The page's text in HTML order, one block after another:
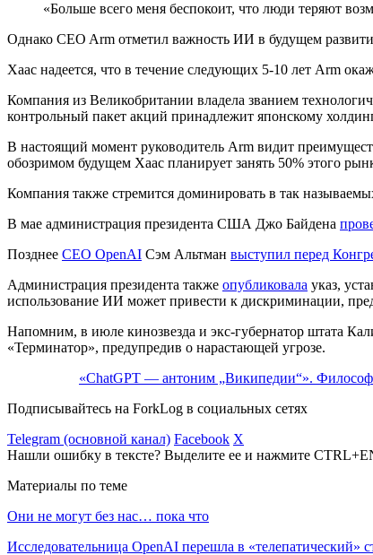
«Больше всего меня беспокоит, что люди теряют
Однако CEO Arm отметил важность ИИ в будущем
Хаас надеется, что в течение следующих 5-10 лет Arm
Компания из Великобритании владела званием
контрольный пакет акций принадлежит японскому
В настоящий момент руководитель Arm видит
обозримом будущем Хаас планирует занять 50% этого
Компания также стремится доминировать в так
В мае администрация президента США Джо Байдена
Позднее CEO OpenAI Сэм Альтман выступил перед
Администрация президента также опубликовала указ,
использование ИИ может привести к дискриминации,
Напомним, в июле кинозвезда и экс-губернатор штата
«Терминатор», предупредив о нарастающей угрозе.
«ChatGPT — антоним „Википедии“».
Подписывайтесь на ForkLog в социальных сетях
Telegram (основной канал) Facebook X
Нашли ошибку в тексте? Выделите ее и нажмите
Материалы по теме
Они не могут без нас… пока что
Исследовательница OpenAI перешла в «телепатический»